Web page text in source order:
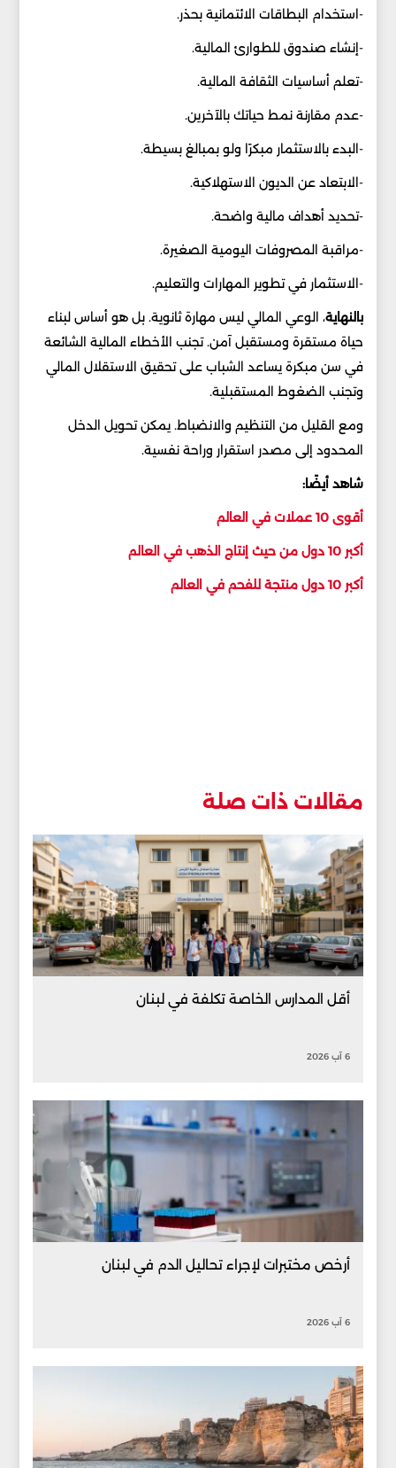
-استخدام البطاقات الائتمانية بحذر.
-إنشاء صندوق للطوارئ المالية.
-تعلم أساسيات الثقافة المالية.
-عدم مقارنة نمط حياتك بالآخرين.
-البدء بالاستثمار مبكرًا ولو بمبالغ بسيطة.
-الابتعاد عن الديون الاستهلاكية.
-تحديد أهداف مالية واضحة.
-مراقبة المصروفات اليومية الصغيرة.
-الاستثمار في تطوير المهارات والتعليم.
بالنهاية، الوعي المالي ليس مهارة ثانوية. بل هو أساس لبناء
حياة مستقرة ومستقبل آمن. تجنب الأخطاء المالية الشائعة
في سن مبكرة يساعد الشباب على تحقيق الاستقلال المالي
وتجنب الضغوط المستقبلية.
ومع القليل من التنظيم والانضباط. يمكن تحويل الدخل
المحدود إلى مصدر استقرار وراحة نفسية.
شاهد أيضًا:
أقوى 10 عملات في العالم
أكبر 10 دول من حيث إنتاج الذهب في العالم
أكبر 10 دول منتجة للفحم في العالم
مقالات ذات صلة
أقل المدارس الخاصة تكلفة في لبنان
6 آب 2026
أرخص مختبرات لإجراء تحاليل الدم في لبنان
6 آب 2026